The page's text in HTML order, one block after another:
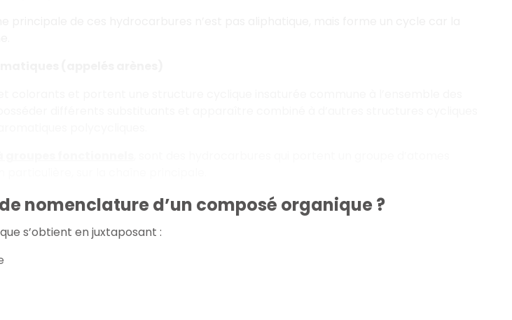
nomenclature d’un composé organique ?
s’obtient en juxtaposant :